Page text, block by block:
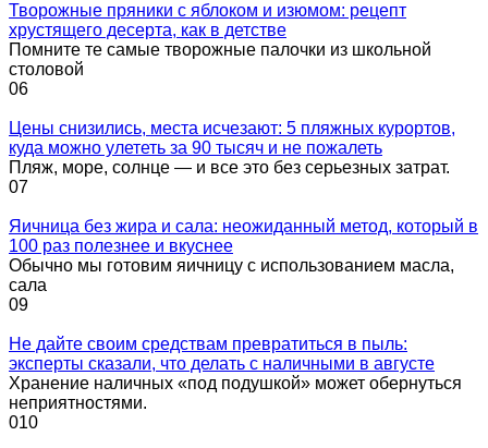
Творожные пряники с яблоком и изюмом: рецепт
хрустящего десерта, как в детстве
Помните те самые творожные палочки из школьной
столовой
06
Цены снизились, места исчезают: 5 пляжных курортов,
куда можно улететь за 90 тысяч и не пожалеть
Пляж, море, солнце — и все это без серьезных затрат.
07
Яичница без жира и сала: неожиданный метод, который в
100 раз полезнее и вкуснее
Обычно мы готовим яичницу с использованием масла,
сала
09
Не дайте своим средствам превратиться в пыль:
эксперты сказали, что делать с наличными в августе
Хранение наличных «под подушкой» может обернуться
неприятностями.
010